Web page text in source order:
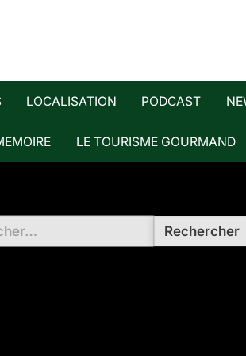
LOCALISATION PODCAST
LE TOURISME GOURMAND
: